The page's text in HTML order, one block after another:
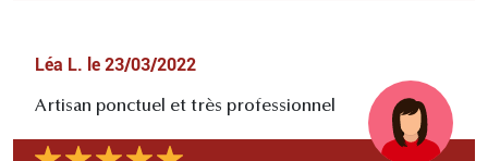
Léa L. le 23/03/2022
Artisan ponctuel et très professionnel